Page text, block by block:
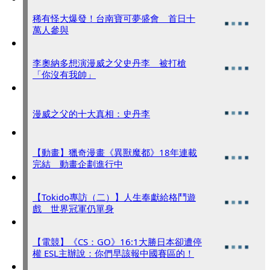
稀有怪大爆發！台南寶可夢盛會 首日十
萬人參與
李奧納多想演漫威之父史丹李 被打槍
「你沒有我帥」
漫威之父的十大真相：史丹李
【動畫】獵奇漫畫《異獸魔都》18年連載
完結 動畫企劃進行中
【Tokido專訪（二）】人生奉獻給格鬥遊
戲 世界冠軍仍單身
【電競】《CS：GO》16:1大勝日本卻遭停
權 ESL主辦說：你們早該報中國賽區的！